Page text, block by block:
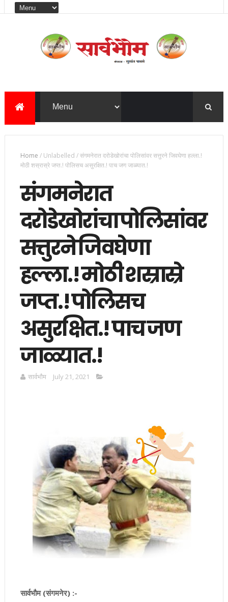
Home /Unlabelled /संगमनेरात दरोडेखोरांचा पोलिसांवर सत्तुरने जिवघेणा हल्ला.!
मोठी शस्रास्रे जप्त.! पोलिसच असुरक्षित.! पाच जण जाळ्यात.!
संगमनेरात
दरोडेखोरांचा पोलिसांवर
सत्तुरने जिवघेणा
हल्ला.! मोठी शस्रास्रे
जप्त.! पोलिसच
असुरक्षित.! पाच जण
जाळ्यात.!
सार्वभाैम July 21, 2021
सार्वभौम (संगमनेर) :-